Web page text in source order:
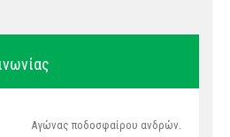
Αγώνας ποδοσφαίρου ανδρών.